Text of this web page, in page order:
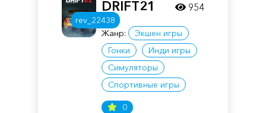
rev_22438
DRIFT21
Жанр:
Экшен игры
Гонки
Инди игры
Симуляторы
Спортивные игры
0
954